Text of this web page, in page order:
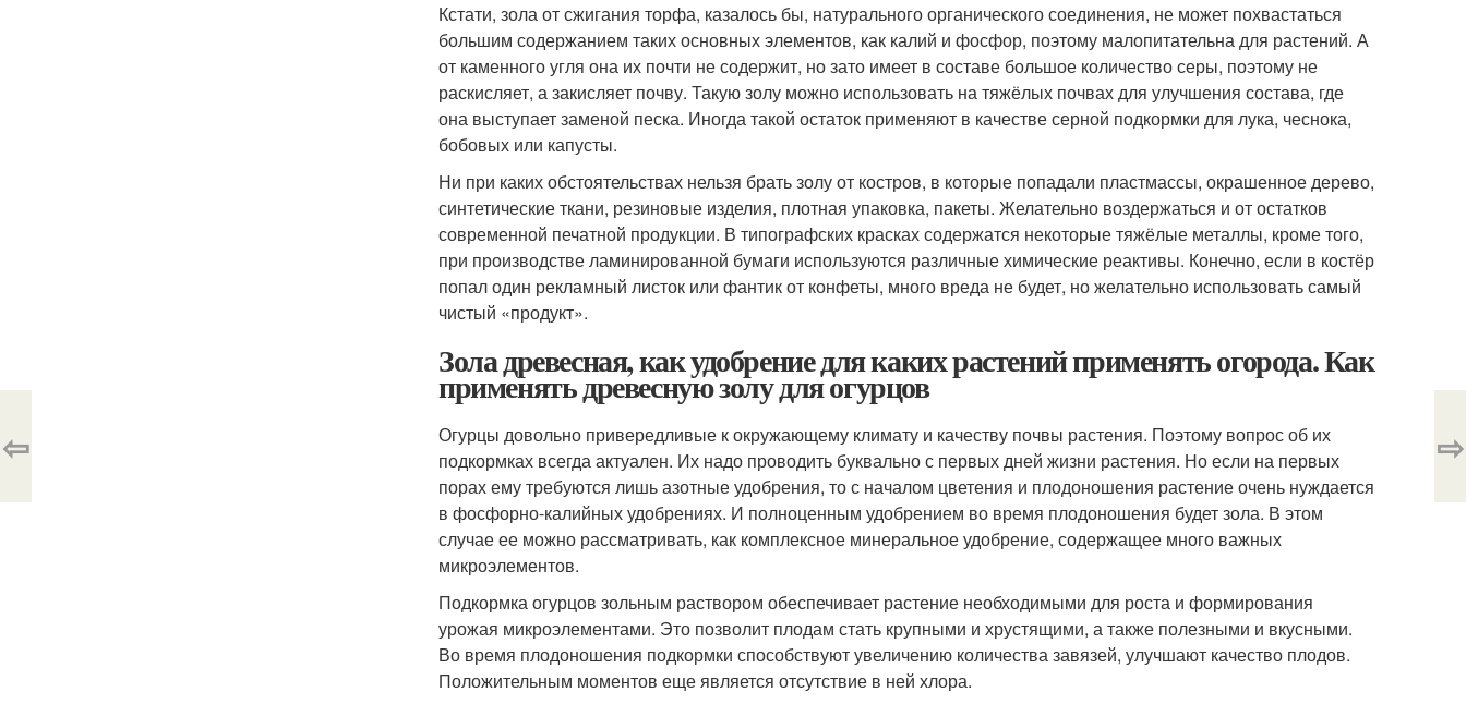
Кстати, зола от сжигания торфа, казалось бы, натурального органического соединения, не может похвастаться
большим содержанием таких основных элементов, как калий и фосфор, поэтому малопитательна для растений. А
от каменного угля она их почти не содержит, но зато имеет в составе большое количество серы, поэтому не
раскисляет, а закисляет почву. Такую золу можно использовать на тяжёлых почвах для улучшения состава, где
она выступает заменой песка. Иногда такой остаток применяют в качестве серной подкормки для лука, чеснока,
бобовых или капусты.
Ни при каких обстоятельствах нельзя брать золу от костров, в которые попадали пластмассы, окрашенное дерево,
синтетические ткани, резиновые изделия, плотная упаковка, пакеты. Желательно воздержаться и от остатков
современной печатной продукции. В типографских красках содержатся некоторые тяжёлые металлы, кроме того,
при производстве ламинированной бумаги используются различные химические реактивы. Конечно, если в костёр
попал один рекламный листок или фантик от конфеты, много вреда не будет, но желательно использовать самый
чистый «продукт».
Зола древесная, как удобрение для каких растений применять огорода. Как
применять древесную золу для огурцов
Огурцы довольно привередливые к окружающему климату и качеству почвы растения. Поэтому вопрос об их
подкормках всегда актуален. Их надо проводить буквально с первых дней жизни растения. Но если на первых
порах ему требуются лишь азотные удобрения, то с началом цветения и плодоношения растение очень нуждается
в фосфорно-калийных удобрениях. И полноценным удобрением во время плодоношения будет зола. В этом
случае ее можно рассматривать, как комплексное минеральное удобрение, содержащее много важных
микроэлементов.
Подкормка огурцов зольным раствором обеспечивает растение необходимыми для роста и формирования
урожая микроэлементами. Это позволит плодам стать крупными и хрустящими, а также полезными и вкусными.
Во время плодоношения подкормки способствуют увеличению количества завязей, улучшают качество плодов.
Положительным моментов еще является отсутствие в ней хлора.
⇦ ⇨